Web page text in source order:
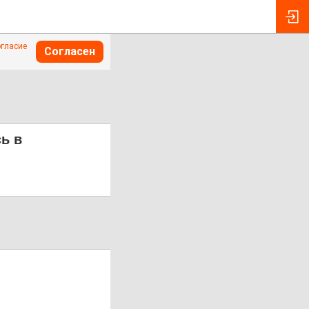
Согласен
в